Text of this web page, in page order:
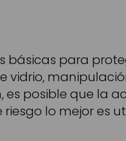
básicas para
vidrio,
posible que la
lo mejor es